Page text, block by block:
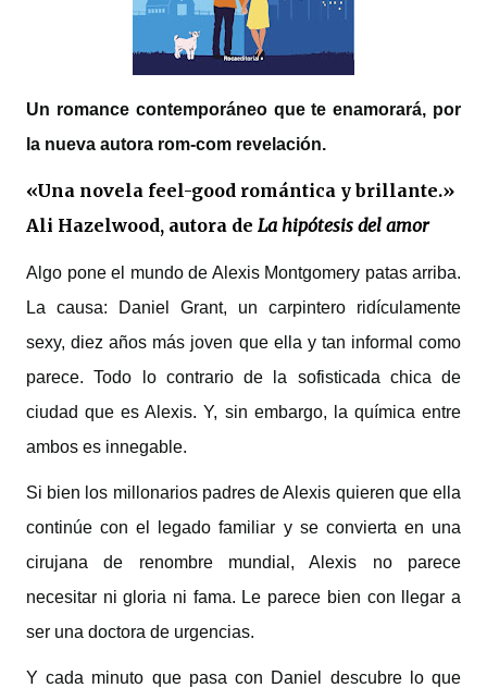
Un romance contemporáneo que te enamorará, por
la nueva autora rom-com revelación.
«Una novela feel-good romántica y brillante.»
Ali Hazelwood, autora de La hipótesis del amor
Algo pone el mundo de Alexis Montgomery patas arriba.
La causa: Daniel Grant, un carpintero ridículamente
sexy, diez años más joven que ella y tan informal como
parece. Todo lo contrario de la sofisticada chica de
ciudad que es Alexis. Y, sin embargo, la química entre
ambos es innegable.
Si bien los millonarios padres de Alexis quieren que ella
continúe con el legado familiar y se convierta en una
cirujana de renombre mundial, Alexis no parece
necesitar ni gloria ni fama. Le parece bien con llegar a
ser una doctora de urgencias.
Y cada minuto que pasa con Daniel descubre lo que